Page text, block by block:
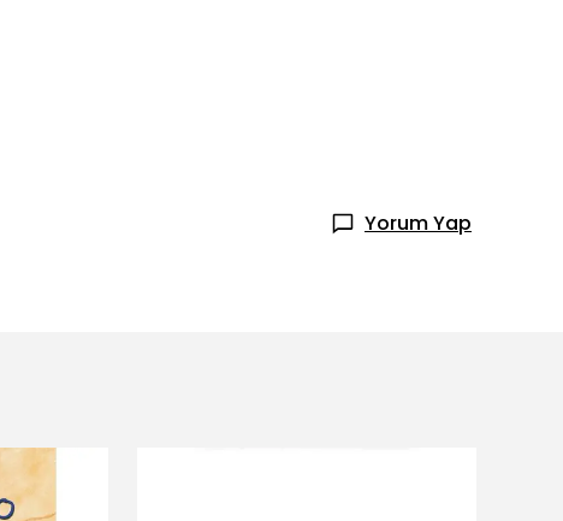
Yorum Yap